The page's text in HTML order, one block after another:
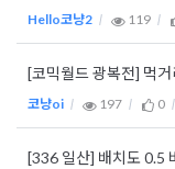
Hello코냥2 119
[코믹월드 광복전] 먹거
코냥oi 197 0
[336 일산] 배치도 0.5